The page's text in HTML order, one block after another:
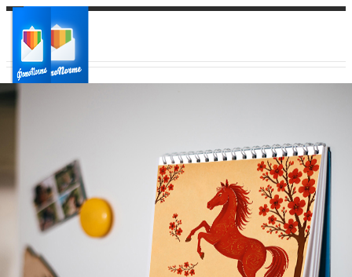
Ваш регион доставки
Выберите из списка: